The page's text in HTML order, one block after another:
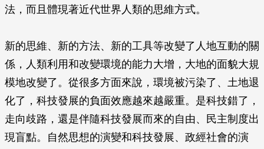
法，而且體現著近代世界人類的思維方式。
新的思維、新的方法、新的工具等改變了人地互動的關
係，人類利用和改變環境的能力大增，大地的面貌大規
模地改變了。從很多方面來說，環境被污染了、土地退
化了，科技發展的負面效應越來越嚴重。是科技錯了，
走向歧路，還是伴隨科技發展而來的自由、民主制度出
現盲點。自然思想的演變和科技發展、政經社會的演